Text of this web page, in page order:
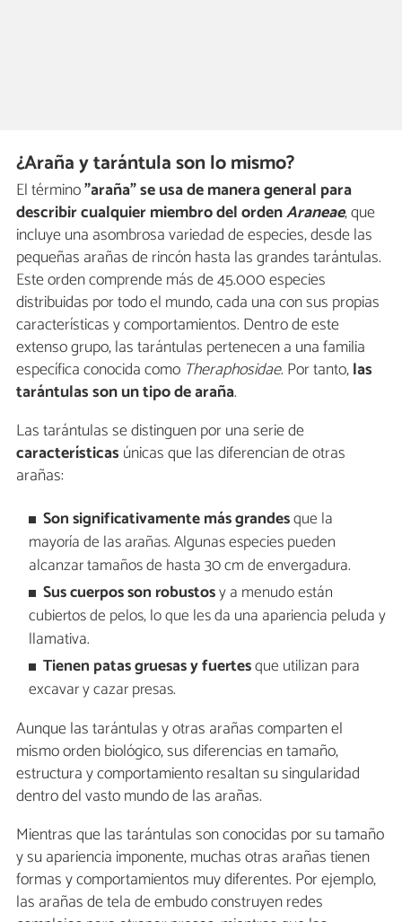
¿Araña y tarántula son lo mismo?
El término"araña" se usa de manera general para
describir cualquier miembro del ordenAraneae, que
incluye una asombrosa variedad de especies, desde las
pequeñas arañas de rincón hasta las grandes tarántulas.
Este orden comprende más de 45.000 especies
distribuidas por todo el mundo, cada una con sus propias
características y comportamientos. Dentro de este
extenso grupo, las tarántulas pertenecen a una familia
específica conocida como Theraphosidae. Por tanto,las
tarántulas son un tipo de araña.
Las tarántulas se distinguen por una serie de
características únicas que las diferencian de otras
arañas:
Son significativamente más grandesque la
mayoría de las arañas. Algunas especies pueden
alcanzar tamaños de hasta 30 cm de envergadura.
Sus cuerpos son robustosy a menudo están
cubiertos de pelos, lo que les da una apariencia peluda y
llamativa.
Tienen patas gruesas y fuertesque utilizan para
excavar y cazar presas.
Aunque las tarántulas y otras arañas comparten el
mismo orden biológico, sus diferencias en tamaño,
estructura y comportamiento resaltan su singularidad
dentro del vasto mundo de las arañas.
Mientras que las tarántulas son conocidas por su tamaño
y su apariencia imponente, muchas otras arañas tienen
formas y comportamientos muy diferentes. Por ejemplo,
las arañas de tela de embudo construyen redes